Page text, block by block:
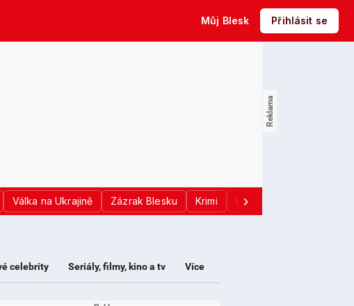
Můj Blesk Přihlásit se
Válka na Ukrajině Zázrak Blesku Krimi Donald Trump
celebrity Seriály, filmy, kino a tv Více